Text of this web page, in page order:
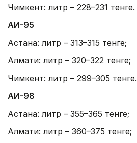
Чимкент: литр – 228–231 тенге.
АИ-95
Астана: литр – 313–315 тенге;
Алмати: литр – 320–322 тенге;
Чимкент: литр – 299–305 тенге.
АИ-98
Астана: литр – 355–365 тенге;
Алмати: литр – 360–375 тенге;